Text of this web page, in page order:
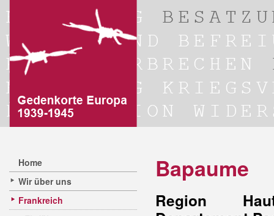
Home
Wir über uns
Frankreich
Bapaume
Region